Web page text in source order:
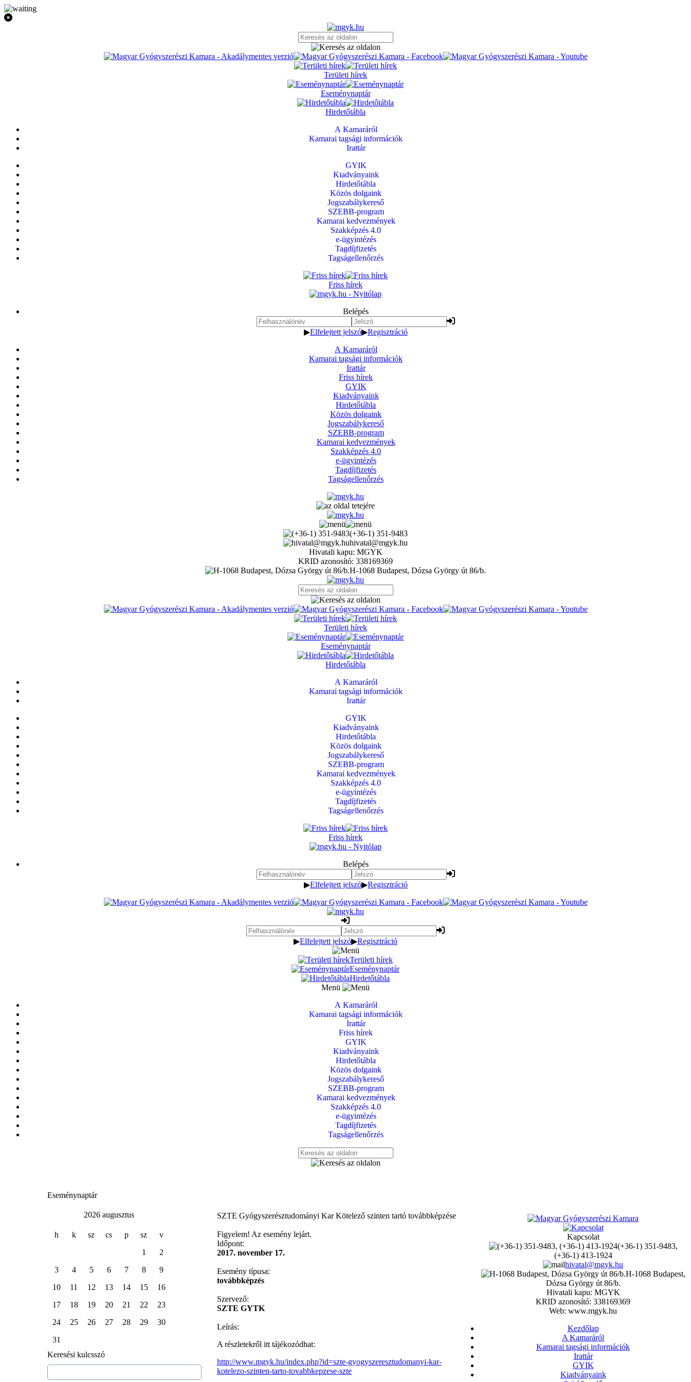
Területi hírek
Eseménynaptár
Hirdetőtábla
A Kamaráról
Kamarai tagsági információk
Irattár
GYIK
Kiadványaink
Hirdetőtábla
Közös dolgaink
Jogszabálykereső
SZEBB-program
Kamarai kedvezmények
Szakképzés 4.0
e-ügyintézés
Tagdíjfizetés
Tagságellenőrzés
Friss hírek
Belépés
▶Elfelejtett jelszó▶Regisztráció
A Kamaráról
Kamarai tagsági információk
Irattár
Friss hírek
GYIK
Kiadványaink
Hirdetőtábla
Közös dolgaink
Jogszabálykereső
SZEBB-program
Kamarai kedvezmények
Szakképzés 4.0
e-ügyintézés
Tagdíjfizetés
Tagságellenőrzés
(+36-1) 351-9483
hivatal@mgyk.hu
Hivatali kapu: MGYK
KRID azonosító: 338169369
H-1068 Budapest, Dózsa György út 86/b.
Területi hírek
Eseménynaptár
Hirdetőtábla
A Kamaráról
Kamarai tagsági információk
Irattár
GYIK
Kiadványaink
Hirdetőtábla
Közös dolgaink
Jogszabálykereső
SZEBB-program
Kamarai kedvezmények
Szakképzés 4.0
e-ügyintézés
Tagdíjfizetés
Tagságellenőrzés
Friss hírek
Belépés
▶Elfelejtett jelszó▶Regisztráció
▶Elfelejtett jelszó▶Regisztráció
Területi hírek
Eseménynaptár
Hirdetőtábla
Menü
A Kamaráról
Kamarai tagsági információk
Irattár
Friss hírek
GYIK
Kiadványaink
Hirdetőtábla
Közös dolgaink
Jogszabálykereső
SZEBB-program
Kamarai kedvezmények
Szakképzés 4.0
e-ügyintézés
Tagdíjfizetés
Tagságellenőrzés
Eseménynaptár
2026 augusztus
h k sz cs p sz
v
1
2
3
4 5 6 7 8
9
10
11 12 13 14 15
16
17
18 19 20 21 22
23
24
25 26 27 28 29
30
31
Keresési kulcsszó
SZTE Gyógyszerésztudományi Kar Kötelező szinten tartó továbbképzése
Figyelem! Az esemény lejárt.
Időpont:
2017. november 17.
Esemény típusa:
továbbképzés
Szervező:
SZTE GYTK
Leírás:
A részletekről itt tájékozódhat:
http://www.mgyk.hu/index.php?id=szte-gyogyszeresztudomanyi-kar-
kotelezo-szinten-tarto-tovabbkepzese-szte
Kapcsolat
(+36-1) 351-9483,
(+36-1) 413-1924
hivatal@mgyk.hu
H-1068 Budapest,
Dózsa György út 86/b.
Hivatali kapu: MGYK
KRID azonosító: 338169369
Web: www.mgyk.hu
Kezdőlap
A Kamaráról
Kamarai tagsági információk
Irattár
GYIK
Kiadványaink